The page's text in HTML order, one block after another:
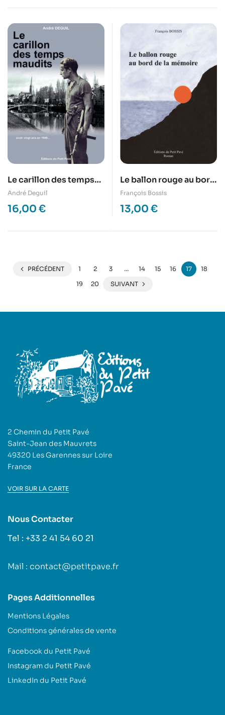
Le carillon des temps
maudits, avoir vingt ans
en 1940…
André Deguil
16,00 €
Le ballon rouge au bord
de la mémoire
François Bossis
13,00 €
PRÉCÉDENT 1 2 3 … 14 15 16 17
18
19
20 SUIVANT
2 Chemin du Petit Pavé
Saint-Jean des Mauvrets
49320 Les Garennes sur Loire
France
VOIR SUR LA CARTE
Nous Contacter
Tel : +33 2 41 54 60 21
Mail : contact@petitpave.fr
Pages Additionnelles
Mentions Légales
Conditions générales de vente
Facebook du Petit Pavé
Instagram du Petit Pavé
LinkedIn du Petit Pavé